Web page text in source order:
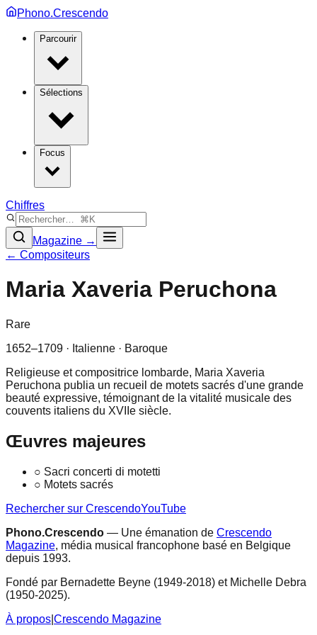
Phono.Crescendo
Parcourir
Sélections
Focus
Chiffres
Magazine →
← Compositeurs
Maria Xaveria Peruchona
Rare
1652–1709 · Italienne · Baroque
Religieuse et compositrice lombarde, Maria Xaveria
Peruchona publia un recueil de motets sacrés d'une grande
beauté expressive, témoignant de la vitalité musicale des
couvents italiens du XVIIe siècle.
Œuvres majeures
○ Sacri concerti di motetti
○ Motets sacrés
Rechercher sur CrescendoYouTube
Phono.Crescendo — Une émanation de Crescendo
Magazine, média musical francophone basé en Belgique
depuis 1993.
Fondé par Bernadette Beyne (1949-2018) et Michelle Debra
(1950-2025).
À propos Crescendo Magazine